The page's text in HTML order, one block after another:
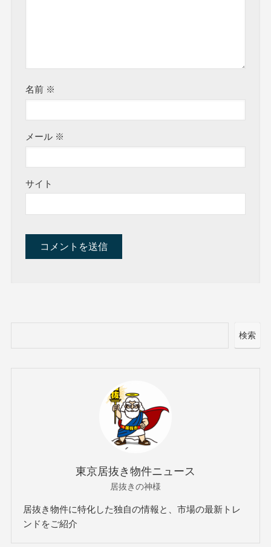
名前 ※
メール ※
サイト
検索
東京居抜き物件ニュース
居抜きの神様
居抜き物件に特化した独自の情報と、市場の最新トレ
ンドをご紹介